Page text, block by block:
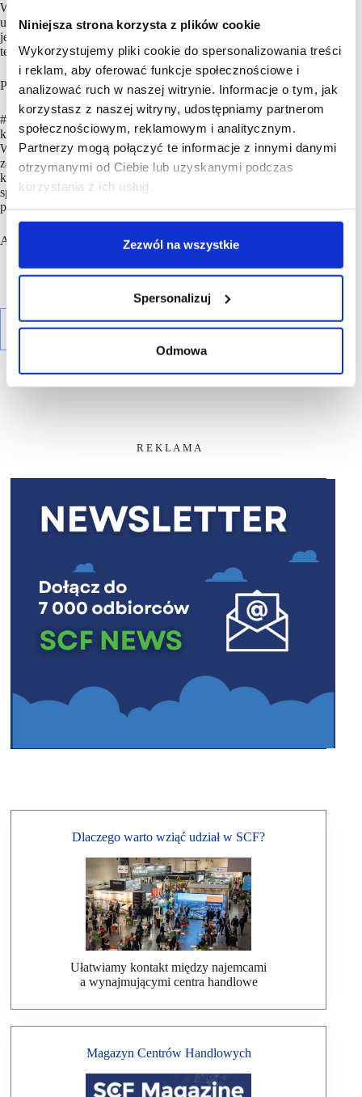
Niniejsza strona korzysta z plików cookie
Wykorzystujemy pliki cookie do spersonalizowania treści
i reklam, aby oferować funkcje społecznościowe i
analizować ruch w naszej witrynie. Informacje o tym, jak
korzystasz z naszej witryny, udostępniamy partnerom
społecznościowym, reklamowym i analitycznym.
Partnerzy mogą połączyć te informacje z innymi danymi
otrzymanymi od Ciebie lub uzyskanymi podczas
korzystania z ich usług.
Zezwól na wszystkie
Spersonalizuj
Odmowa
W Afterparty, kończącym pierwszy dzień #scf2025fall, wezmą
udział posiadacze kart wstępu VIP. Jednak lista uczestników
jest ograniczona do 300 osób. Dlatego decydować będzie
termin zakupu karty wstępu.
Partnerem Afterparty jestWilanów Park.
#scf2025fall wyróżnia także strefa Meeting Point,
która podczas tej edycji pomieści 1000 uczestników Forum.
Wszyscy zarejestrowani uczestnicy Forum mogą korzystać
ze specjalnego systemu do umawiania spotkań i nawiązywania
kontaktów biznesowych. Dzięki niemu będzie można w łatwy
sposób umówić się na spotkania z innymi wystawcami,
partnerami czy prelegentami.
Aby wziąć udział w #scf2025fall kliknijTUTAJ
R E K L A M A
Dlaczego warto wziąć udział w SCF?
Ułatwiamy kontakt między najemcami
a wynajmującymi centra handlowe
Magazyn Centrów Handlowych